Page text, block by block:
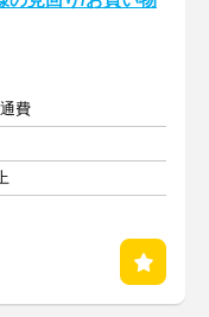
費